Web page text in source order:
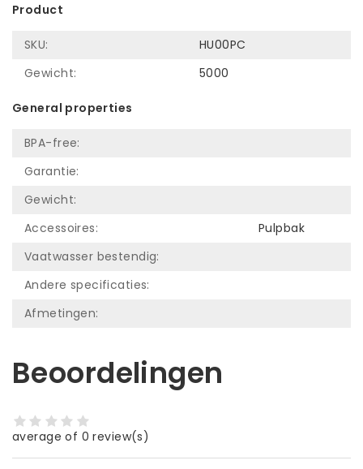
Product
SKU:
HU00PC
Gewicht:
5000
General properties
BPA-free:
Garantie:
Gewicht:
Accessoires:
Pulpbak
Vaatwasser bestendig:
Andere specificaties:
Afmetingen:
Beoordelingen
average of 0 review(s)